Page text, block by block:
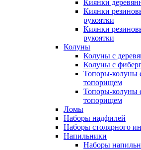
Киянки
Киянки
рукоятки
Киянки
рукоятки
Колуны
Колуны с
Колуны с
Топоры-колуны
топорищем
Топоры-колуны
топорищем
Ломы
Наборы надфилей
Наборы столярного
Напильники
Наборы